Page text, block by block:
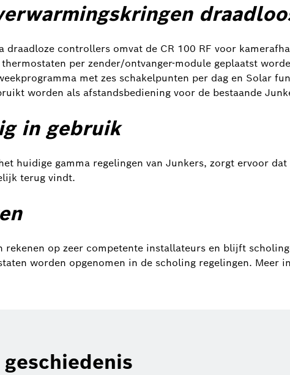
draadloze controllers omvat de CR 100 RF voor
per zender/ontvanger-module geplaatst
met zes schakelpunten per dag en Solar
worden als afstandsbediening voor de bestaande
in gebruik
huidige gamma regelingen van Junkers, zorgt ervoor
terug vindt.
rekenen op zeer competente installateurs en blijft
worden opgenomen in de scholing regelingen. Meer